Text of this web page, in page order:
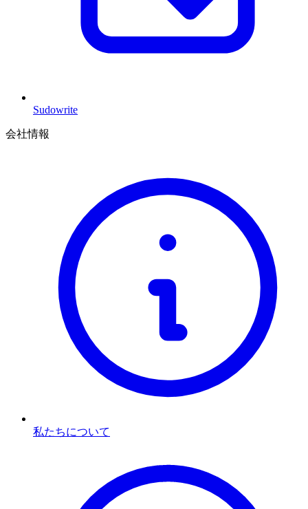
Sudowrite
会社情報
私たちについて